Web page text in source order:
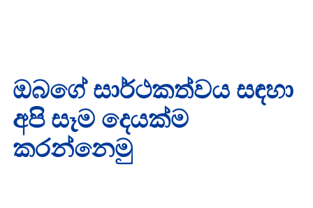
ඔබගේ සාර්ථකත්වය සඳහා
අපි සෑම දෙයක්ම
කරන්නෙමු